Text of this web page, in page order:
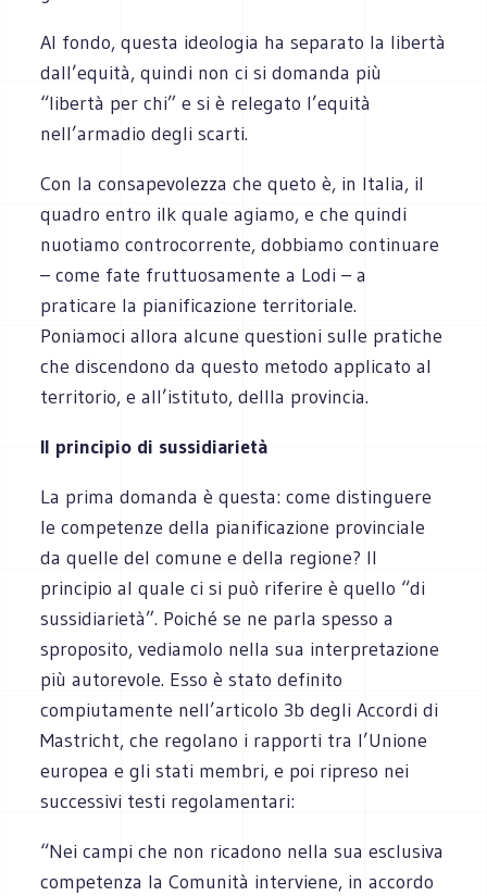
Al fondo, questa ideologia ha separato la libertà
dall’equità, quindi non ci si domanda più
“libertà per chi” e si è relegato l’equità
nell’armadio degli scarti.
Con la consapevolezza che queto è, in Italia, il
quadro entro ilk quale agiamo, e che quindi
nuotiamo controcorrente, dobbiamo continuare
– come fate fruttuosamente a Lodi – a
praticare la pianificazione territoriale.
Poniamoci allora alcune questioni sulle pratiche
che discendono da questo metodo applicato al
territorio, e all’istituto, dellla provincia.
Il principio di sussidiarietà
La prima domanda è questa: come distinguere
le competenze della pianificazione provinciale
da quelle del comune e della regione? Il
principio al quale ci si può riferire è quello “di
sussidiarietà”. Poiché se ne parla spesso a
sproposito, vediamolo nella sua interpretazione
più autorevole. Esso è stato definito
compiutamente nell’articolo 3b degli Accordi di
Mastricht, che regolano i rapporti tra l’Unione
europea e gli stati membri, e poi ripreso nei
successivi testi regolamentari:
“Nei campi che non ricadono nella sua esclusiva
competenza la Comunità interviene, in accordo